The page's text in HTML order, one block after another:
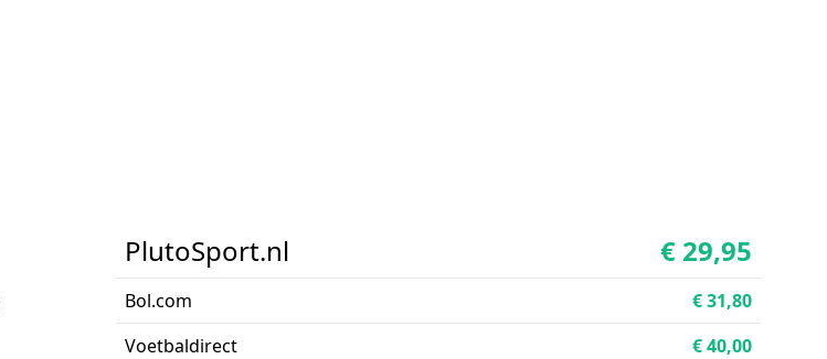
PlutoSport.nl € 29,95
Bol.com
€ 31,80
Voetbaldirect
€ 40,00